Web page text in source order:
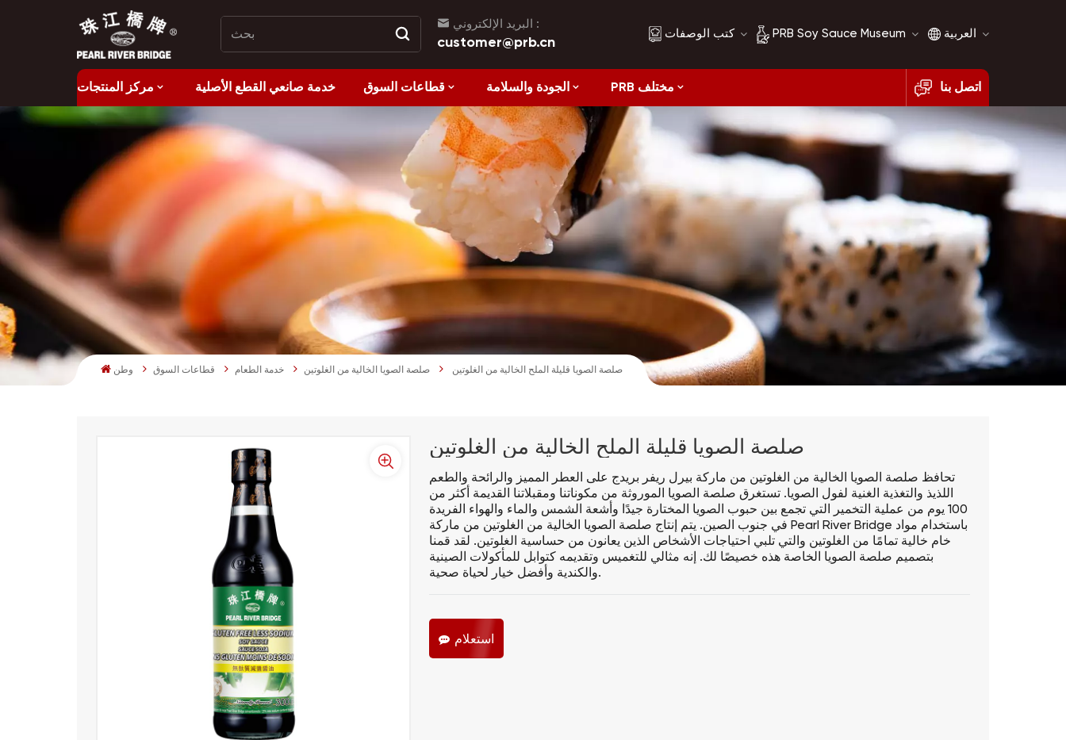
البريد الإلكتروني :
customer@prb.cn كتب الوصفات
الوصفات
الأكل الصحي
PRB Soy Sauce Museum
تاريخ صلصة الصويا
مقارنة صلصة الصويا
العربية
English
français
العربية
مركز المنتجات خدمة صانعي القطع الأصلية قطاعات السوق الجودة والسلامة PRB مختلف اتصل بنا
وطن قطاعات السوق خدمة الطعام صلصة الصويا الخالية من الغلوتين صلصة الصويا قليلة الملح الخالية من الغلوتين
صلصة الصويا قليلة الملح الخالية من الغلوتين
تحافظ صلصة الصويا الخالية من الغلوتين من ماركة بيرل ريفر بريدج على العطر المميز والرائحة والطعم
اللذيذ والتغذية الغنية لفول الصويا. تستغرق صلصة الصويا الموروثة من مكوناتنا ومقبلاتنا القديمة أكثر من
100 يوم من عملية التخمير التي تجمع بين حبوب الصويا المختارة جيدًا وأشعة الشمس والماء والهواء الفريدة
في جنوب الصين. يتم إنتاج صلصة الصويا الخالية من الغلوتين من ماركة Pearl River Bridge باستخدام مواد
خام خالية تمامًا من الغلوتين والتي تلبي احتياجات الأشخاص الذين يعانون من حساسية الغلوتين. لقد قمنا
بتصميم صلصة الصويا الخاصة هذه خصيصًا لك. إنه مثالي للتغميس وتقديمه كتوابل للمأكولات الصينية
والكندية وأفضل خيار لحياة صحية.
استعلام